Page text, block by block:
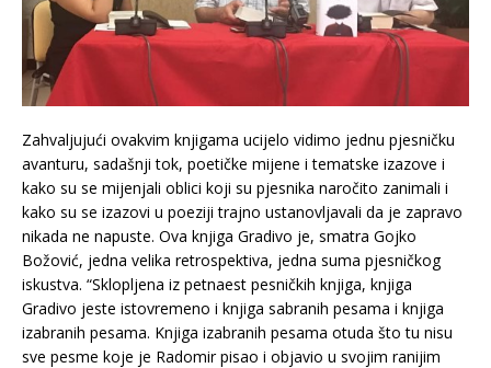
Zahvaljujući ovakvim knjigama ucijelo vidimo jednu pjesničku
avanturu, sadašnji tok, poetičke mijene i tematske izazove i
kako su se mijenjali oblici koji su pjesnika naročito zanimali i
kako su se izazovi u poeziji trajno ustanovljavali da je zapravo
nikada ne napuste. Ova knjiga Gradivo je, smatra Gojko
Božović, jedna velika retrospektiva, jedna suma pjesničkog
iskustva. “Sklopljena iz petnaest pesničkih knjiga, knjiga
Gradivo jeste istovremeno i knjiga sabranih pesama i knjiga
izabranih pesama. Knjiga izabranih pesama otuda što tu nisu
sve pesme koje je Radomir pisao i objavio u svojim ranijim